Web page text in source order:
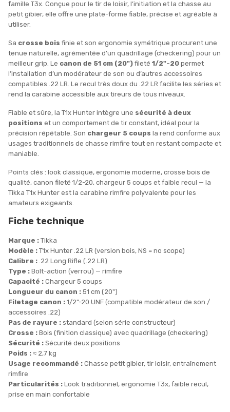
famille T3x. Conçue pour le tir de loisir, l’initiation et la chasse au
petit gibier, elle offre une plate-forme fiable, précise et agréable à
utiliser.
Sa crosse bois finie et son ergonomie symétrique procurent une
tenue naturelle, agrémentée d’un quadrillage (checkering) pour un
meilleur grip. Le canon de 51 cm (20") fileté 1/2"-20 permet
l’installation d’un modérateur de son ou d’autres accessoires
compatibles .22 LR. Le recul très doux du .22 LR facilite les séries et
rend la carabine accessible aux tireurs de tous niveaux.
Fiable et sûre, la T1x Hunter intègre une sécurité à deux
positions et un comportement de tir constant, idéal pour la
précision répétable. Son chargeur 5 coups la rend conforme aux
usages traditionnels de chasse rimfire tout en restant compacte et
maniable.
Points clés : look classique, ergonomie moderne, crosse bois de
qualité, canon fileté 1/2-20, chargeur 5 coups et faible recul — la
Tikka T1x Hunter est la carabine rimfire polyvalente pour les
amateurs exigeants.
Fiche technique
Marque : Tikka
Modèle : T1x Hunter .22 LR (version bois, NS = no scope)
Calibre : .22 Long Rifle (.22 LR)
Type : Bolt-action (verrou) — rimfire
Capacité : Chargeur 5 coups
Longueur du canon : 51 cm (20")
Filetage canon : 1/2"-20 UNF (compatible modérateur de son /
accessoires .22)
Pas de rayure : standard (selon série constructeur)
Crosse : Bois (finition classique) avec quadrillage (checkering)
Sécurité : Sécurité deux positions
Poids : ≈ 2,7 kg
Usage recommandé : Chasse petit gibier, tir loisir, entraînement
rimfire
Particularités : Look traditionnel, ergonomie T3x, faible recul,
prise en main confortable